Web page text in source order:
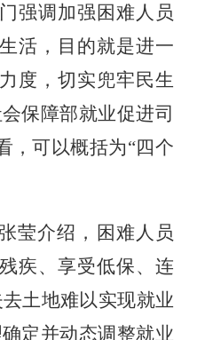
强调加强困难人员
活，目的就是进一
度，切实兜牢民生
保障部就业促进司
，可以概括为“四个
莹介绍，困难人员
疾、享受低保、连
土地难以实现就业
定并动态调整就业